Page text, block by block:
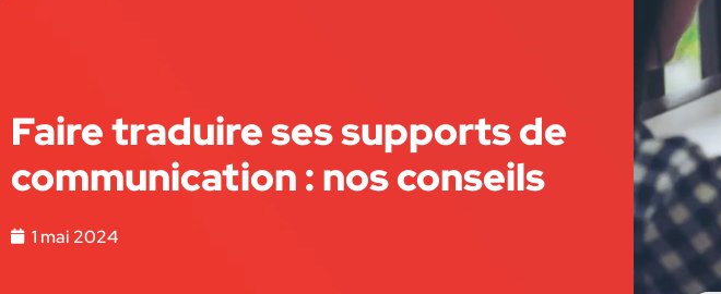
Faire traduire ses supports de
communication : nos conseils
1 mai 2024